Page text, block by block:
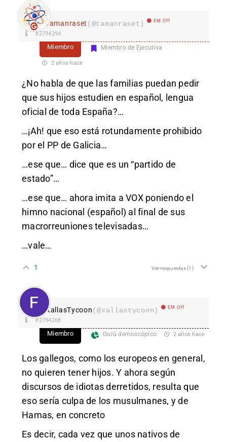
Tamanraset (@tamanraset) EM Off
#2794294
Miembro Miembro de Ejecutiva
2 años hace
¿No habla de que las familias puedan pedir
que sus hijos estudien en español, lengua
oficial de toda España?…
…¡Ah! que eso está rotundamente prohibido
por el PP de Galicia…
…ese que… dice que es un “partido de
estado”…
…ese que… ahora imita a VOX poniendo el
himno nacional (español) al final de sus
macrorreuniones televisadas…
…vale…
1 Ver respuestas(1)
XallasTycoon(@xallastycoon) EM Off
#2794268
Miembro Gurú demoscópico 2 años hace
Los gallegos, como los europeos en general,
no quieren tener hijos. Y ahora según
discursos de idiotas derretidos, resulta que
eso sería culpa de los musulmanes, y de
Hamas, en concreto
Es decir, cada vez que unos nativos de